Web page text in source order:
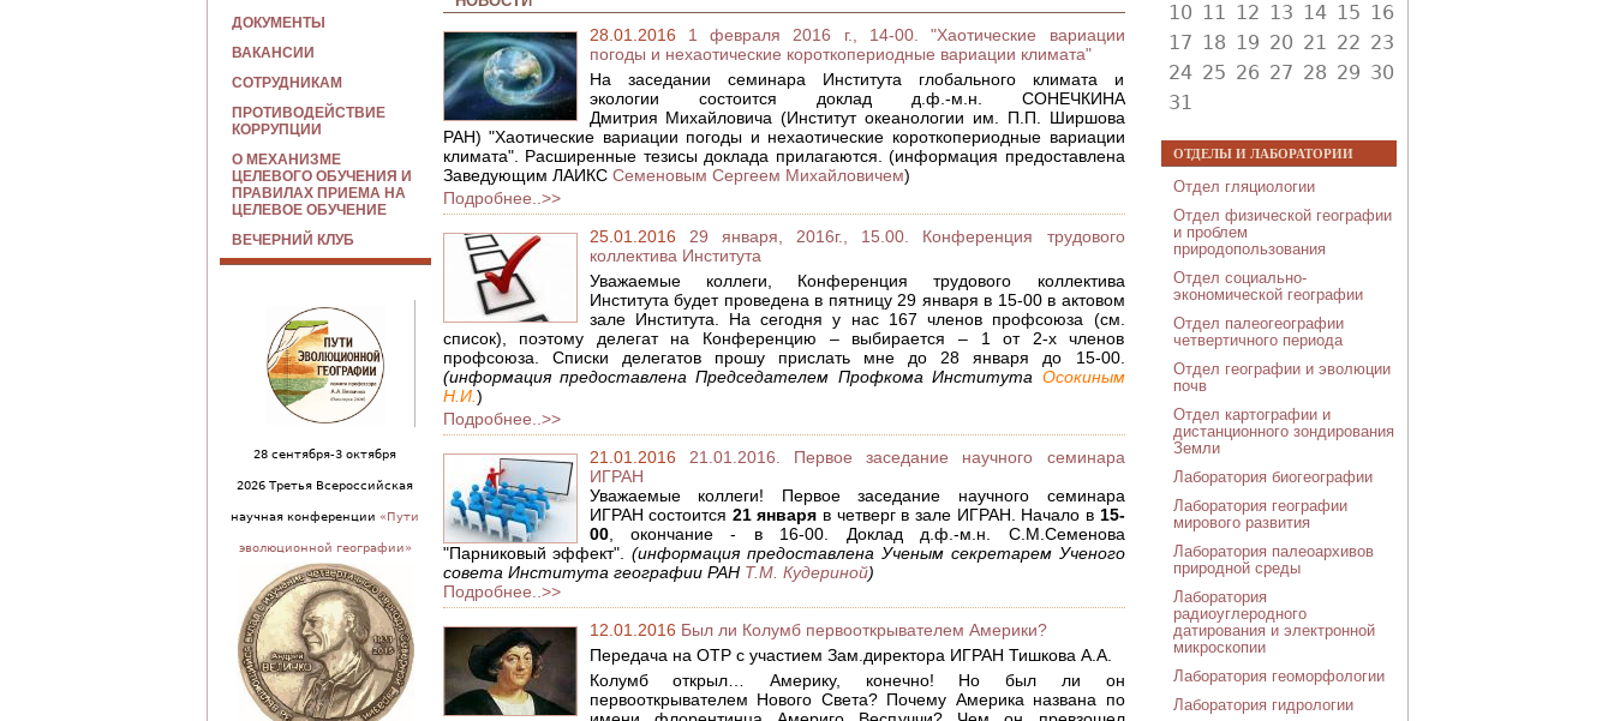
28.01.2016 1 февраля 2016 г., 14-00. "Хаотические вариации
погоды и нехаотические короткопериодные вариации климата"
На заседании семинара Института глобального климата и
экологии состоится доклад д.ф.-м.н. СОНЕЧКИНА
Дмитрия Михайловича (Институт океанологии им. П.П. Ширшова
РАН) "Хаотические вариации погоды и нехаотические короткопериодные вариации
климата". Расширенные тезисы доклада прилагаются. (информация предоставлена
Заведующим ЛАИКС Семеновым Сергеем Михайловичем)
Подробнее..>>
25.01.2016 29 января, 2016г., 15.00. Конференция трудового
коллектива Института
Уважаемые коллеги, Конференция трудового коллектива
Института будет проведена в пятницу 29 января в 15-00 в актовом
зале Института. На сегодня у нас 167 членов профсоюза (см.
список), поэтому делегат на Конференцию – выбирается – 1 от 2-х членов
профсоюза. Списки делегатов прошу прислать мне до 28 января до 15-00.
(информация предоставлена Председателем Профкома Института Осокиным
Н.И. )
Подробнее..>>
21.01.2016 21.01.2016. Первое заседание научного семинара
ИГРАН
Уважаемые коллеги! Первое заседание научного семинара
ИГРАН состоится 21 января в четверг в зале ИГРАН. Начало в 15-
00, окончание - в 16-00. Доклад д.ф.-м.н. С.М.Семенова
"Парниковый эффект".(информация предоставлена Ученым секретарем Ученого
совета Института географии РАН Т.М. Кудериной)
Подробнее..>>
12.01.2016 Был ли Колумб первооткрывателем Америки?
Передача на ОТР с участием Зам.директора ИГРАН Тишкова А.А.
Колумб открыл… Америку, конечно! Но был ли он
первооткрывателем Нового Света? Почему Америка названа по
ДОКУМЕНТЫ
ВАКАНСИИ
СОТРУДНИКАМ
ПРОТИВОДЕЙСТВИЕ
КОРРУПЦИИ
О МЕХАНИЗМЕ
ЦЕЛЕВОГО ОБУЧЕНИЯ И
ПРАВИЛАХ ПРИЕМА НА
ЦЕЛЕВОЕ ОБУЧЕНИЕ
ВЕЧЕРНИЙ КЛУБ
28 сентября-3 октября
2026 Третья Всероссийская
научная конференции «Пути
эволюционной географии»
10 11 12 13 14 15 16
17 18 19 20 21 22 23
24 25 26 27 28 29 30
31
ОТДЕЛЫ И ЛАБОРАТОРИИ
Отдел гляциологии
Отдел физической географии
и проблем
природопользования
Отдел социально-
экономической географии
Отдел палеогеографии
четвертичного периода
Отдел географии и эволюции
почв
Отдел картографии и
дистанционного зондирования
Земли
Лаборатория биогеографии
Лаборатория географии
мирового развития
Лаборатория палеоархивов
природной среды
Лаборатория
радиоуглеродного
датирования и электронной
микроскопии
Лаборатория геоморфологии
Лаборатория гидрологии